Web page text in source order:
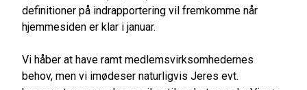
definitioner på indrapportering vil fremkomme når
hjemmesiden er klar i januar.
Vi håber at have ramt medlemsvirksomhedernes
behov, men vi imødeser naturligvis Jeres evt.